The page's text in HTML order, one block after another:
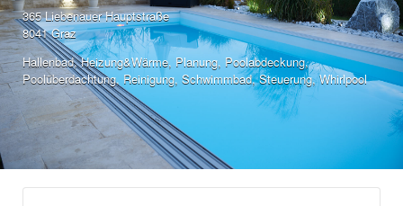
365 Liebenauer Hauptstraße
8041 Graz
Hallenbad,Heizung&Wärme, Planung, Poolabdeckung,
Poolüberdachtung, Reinigung, Schwimmbad,Steuerung,Whirlpool